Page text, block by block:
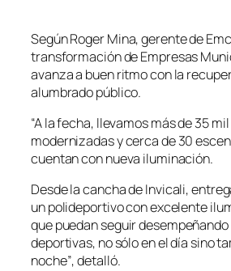
Según Roger Mina, gerente de
transformación de Empresas
avanza a buen ritmo con la
alumbrado público.
“A la fecha, llevamos más de 35
modernizadas y cerca de 30
cuentan con nueva iluminación.
Desde la cancha de Invicali,
un polideportivo con excelente
que puedan seguir
deportivas, no sólo en el día sino
noche”, detalló.